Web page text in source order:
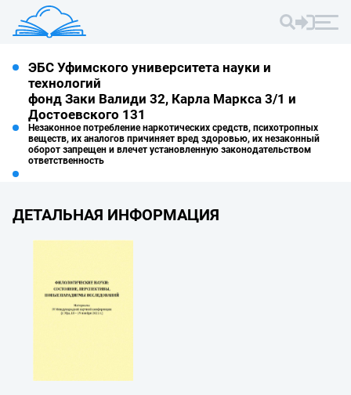
ЭБС Уфимского университета науки и
технологий
фонд Заки Валиди 32, Карла Маркса 3/1 и
Достоевского 131
Незаконное потребление наркотических средств, психотропных
веществ, их аналогов причиняет вред здоровью, их незаконный
оборот запрещен и влечет установленную законодательством
ответственность
ДЕТАЛЬНАЯ ИНФОРМАЦИЯ